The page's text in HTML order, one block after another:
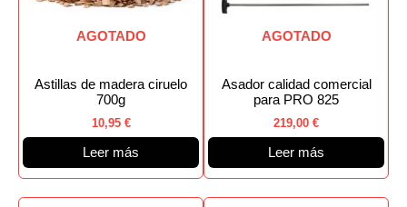
AGOTADO
Astillas de madera ciruelo
700g
10,95 €
Leer más
AGOTADO
Asador calidad comercial
para PRO 825
219,00 €
Leer más